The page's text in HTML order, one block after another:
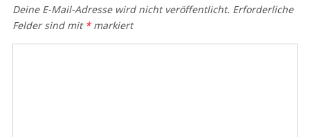
Deine E-Mail-Adresse wird nicht veröffentlicht. Erforderliche
Felder sind mit *markiert